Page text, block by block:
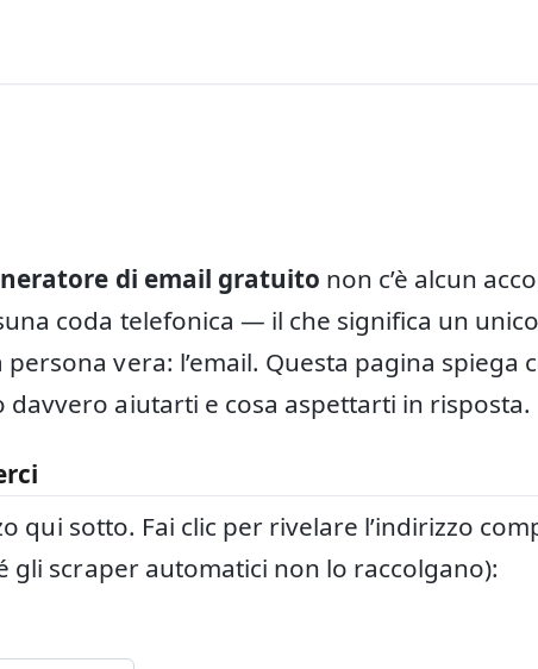
di email gratuito non c’è alcun
coda telefonica — il che significa un
vera: l’email. Questa pagina spiega
davvero aiutarti e cosa aspettarti in risposta.
qui sotto. Fai clic per rivelare l’indirizzo
gli scraper automatici non lo raccolgano):